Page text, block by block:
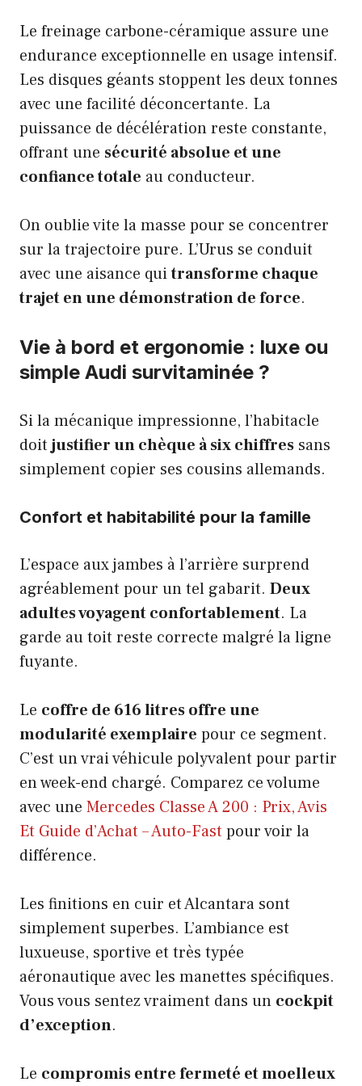
Le freinage carbone-céramique assure une
endurance exceptionnelle en usage intensif.
Les disques géants stoppent les deux tonnes
avec une facilité déconcertante. La
puissance de décélération reste constante,
offrant une sécurité absolue et une
confiance totale au conducteur.
On oublie vite la masse pour se concentrer
sur la trajectoire pure. L’Urus se conduit
avec une aisance quitransforme chaque
trajet en une démonstration de force.
Vie à bord et ergonomie : luxe ou
simple Audi survitaminée ?
Si la mécanique impressionne, l’habitacle
doitjustifier un chèque à six chiffres sans
simplement copier ses cousins allemands.
Confort et habitabilité pour la famille
L’espace aux jambes à l’arrière surprend
agréablement pour un tel gabarit. Deux
adultes voyagent confortablement. La
garde au toit reste correcte malgré la ligne
fuyante.
Le coffre de 616 litres offre une
modularité exemplaire pour ce segment.
C’est un vrai véhicule polyvalent pour partir
en week-end chargé. Comparez ce volume
avec une Mercedes Classe A 200 : Prix, Avis
Et Guide d’Achat – Auto-Fast pour voir la
différence.
Les finitions en cuir et Alcantara sont
simplement superbes. L’ambiance est
luxueuse, sportive et très typée
aéronautique avec les manettes spécifiques.
Vous vous sentez vraiment dans un cockpit
d’exception.
Le compromis entre fermeté et moelleux